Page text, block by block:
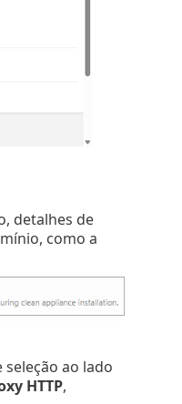
detalhes de
como a
ao lado
HTTP,